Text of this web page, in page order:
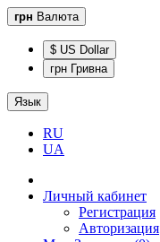
грн Валюта
$ US Dollar
грн Гривна
Язык
RU
UA
Личный кабинет
Регистрация
Авторизация